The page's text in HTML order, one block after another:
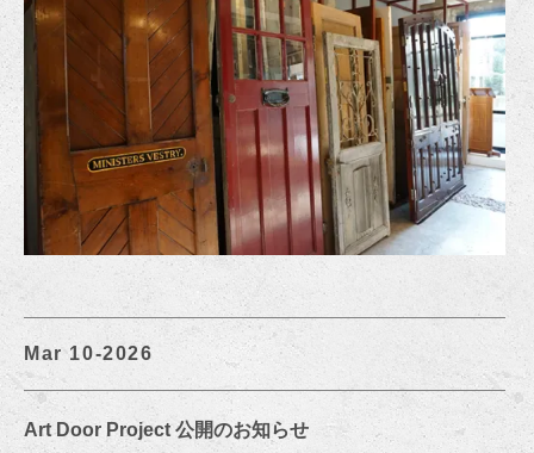
Mar 10-2026
Art Door Project 公開のお知らせ